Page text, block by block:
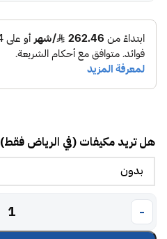
هل تريد مكيفات (في الرياض فقط)